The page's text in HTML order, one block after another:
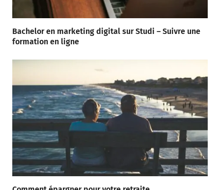
Bachelor en marketing digital sur Studi – Suivre une
formation en ligne